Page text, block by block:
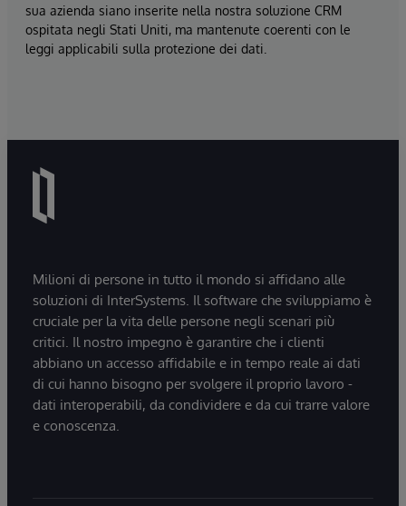
sua azienda siano inserite nella nostra soluzione CRM
ospitata negli Stati Uniti, ma mantenute coerenti con le
leggi applicabili sulla protezione dei dati.
Milioni di persone in tutto il mondo si affidano alle
soluzioni di InterSystems. Il software che sviluppiamo è
cruciale per la vita delle persone negli scenari più
critici. Il nostro impegno è garantire che i clienti
abbiano un accesso affidabile e in tempo reale ai dati
di cui hanno bisogno per svolgere il proprio lavoro -
dati interoperabili, da condividere e da cui trarre valore
e conoscenza.